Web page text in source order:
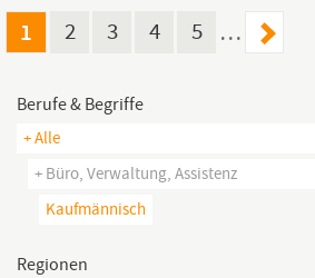
1 2 3 4 5 …
Berufe & Begriffe
+ Alle
+ Büro, Verwaltung, Assistenz
Kaufmännisch
Regionen